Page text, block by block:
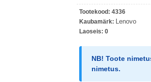
Tootekood: 4336
Kaubamärk: Lenovo
Laoseis: 0
NB! Toote
nimetus.